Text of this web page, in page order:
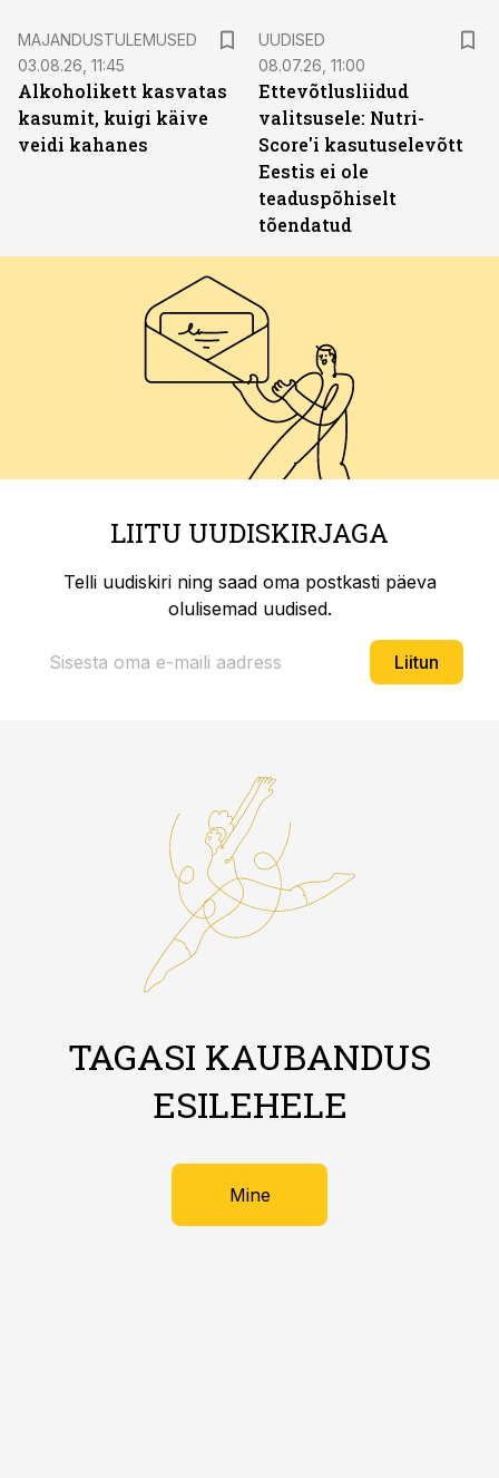
MAJANDUSTULEMUSED
03.08.26, 11:45
Alkoholikett kasvatas
kasumit, kuigi käive
veidi kahanes
UUDISED
08.07.26, 11:00
Ettevõtlusliidud
valitsusele: Nutri-
Score'i kasutuselevõtt
Eestis ei ole
teaduspõhiselt
tõendatud
LIITU UUDISKIRJAGA
Telli uudiskiri ning saad oma postkasti päeva
olulisemad uudised.
Liitun
TAGASI KAUBANDUS
ESILEHELE
Mine